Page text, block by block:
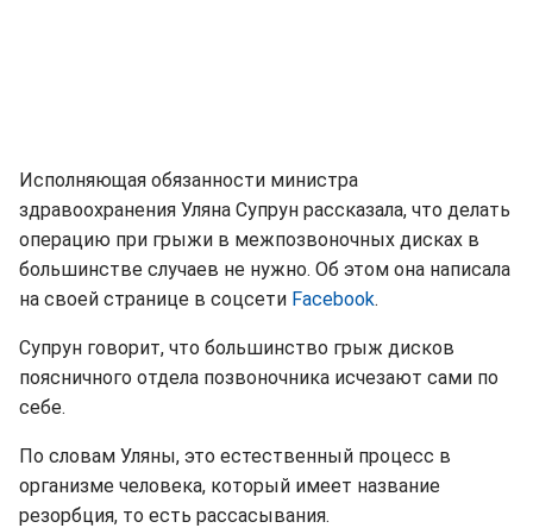
Исполняющая обязанности министра
здравоохранения Уляна Супрун рассказала, что делать
операцию при грыжи в межпозвоночных дисках в
большинстве случаев не нужно. Об этом она написала
на своей странице в соцсети Facebook.
Супрун говорит, что большинство грыж дисков
поясничного отдела позвоночника исчезают сами по
себе.
По словам Уляны, это естественный процесс в
организме человека, который имеет название
резорбция, то есть рассасывания.